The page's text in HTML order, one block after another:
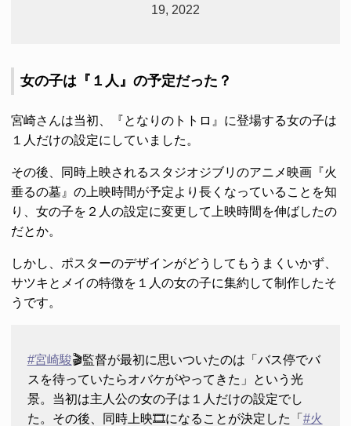
19, 2022
女の子は『１人』の予定だった？
宮崎さんは当初、『となりのトトロ』に登場する女の子は
１人だけの設定にしていました。
その後、同時上映されるスタジオジブリのアニメ映画『火
垂るの墓』の上映時間が予定より長くなっていることを知
り、女の子を２人の設定に変更して上映時間を伸ばしたの
だとか。
しかし、ポスターのデザインがどうしてもうまくいかず、
サツキとメイの特徴を１人の女の子に集約して制作したそ
うです。
#宮崎駿🎬監督が最初に思いついたのは「バス停でバ
スを待っていたらオバケがやってきた」という光
景。当初は主人公の女の子は１人だけの設定でし
た。その後、同時上映🎞になることが決定した「 #火